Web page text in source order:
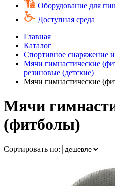
Оборудование для
Доступная среда
Главная
Каталог
Спортивное снаряжение
Мячи гимнастические
резиновые (детские)
Мячи гимнастические
Мячи
(фитболы)
Сортировать по: